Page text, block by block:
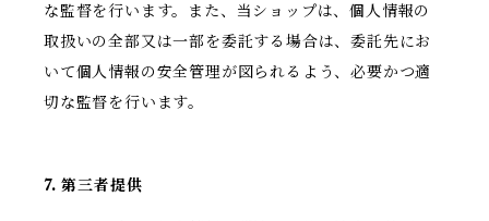
な監督を行います。また、当ショップは、個人情報の
取扱いの全部又は一部を委託する場合は、委託先にお
いて個人情報の安全管理が図られるよう、必要かつ適
切な監督を行います。
7. 第三者提供